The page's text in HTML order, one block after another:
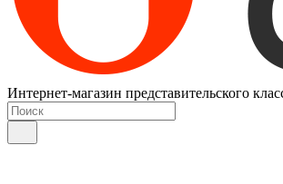
Интернет-магазин представительского